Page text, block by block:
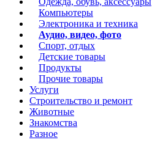
Компьютеры
Электроника и техника
Аудио, видео, фото
Спорт, отдых
Детские товары
Продукты
Прочие товары
Услуги
Строительство и ремонт
Животные
Знакомства
Разное